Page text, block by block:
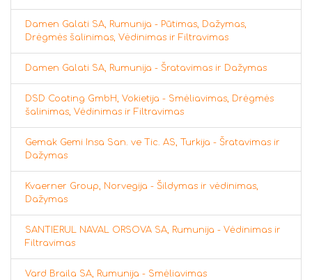
Damen Galati SA, Rumunija - Pūtimas, Dažymas,
Drėgmės šalinimas, Vėdinimas ir Filtravimas
Damen Galati SA, Rumunija - Šratavimas ir Dažymas
DSD Coating GmbH, Vokietija - Smėliavimas, Drėgmės
šalinimas, Vėdinimas ir Filtravimas
Gemak Gemi Insa San. ve Tic. AS, Turkija - Šratavimas ir
Dažymas
Kvaerner Group, Norvegija - Šildymas ir vėdinimas,
Dažymas
SANTIERUL NAVAL ORSOVA SA, Rumunija - Vėdinimas ir
Filtravimas
Vard Braila SA, Rumunija - Smėliavimas